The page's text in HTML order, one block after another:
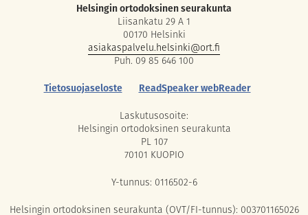
Helsingin ortodoksinen seurakunta
Liisankatu 29 A 1
00170 Helsinki
asiakaspalvelu.helsinki@ort.fi
Puh. 09 85 646 100
Tietosuojaseloste
ReadSpeaker webReader
Laskutusosoite:
Helsingin ortodoksinen seurakunta
PL 107
70101 KUOPIO
Y-tunnus: 0116502-6
Helsingin ortodoksinen seurakunta (OVT/FI-tunnus): 003701165026